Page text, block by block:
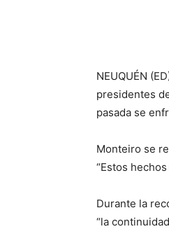
NEUQUÉN
presidentes
pasada se
Monteiro se
“Estos
Durante la
“la